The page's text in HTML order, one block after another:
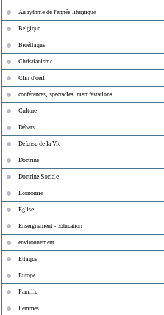
Au rythme de l'année liturgique
Belgique
Bioéthique
Christianisme
Clin d'oeil
conférences, spectacles, manifestations
Culture
Débats
Défense de la Vie
Doctrine
Doctrine Sociale
Economie
Eglise
Enseignement - Education
environnement
Ethique
Europe
Famille
Femmes